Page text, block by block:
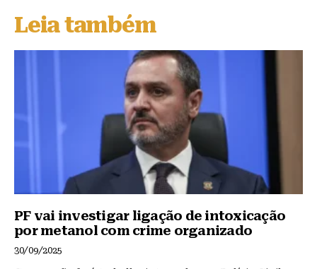
s
k
y
e
b
o
s
A
p
p
Leia também
PF vai investigar ligação de intoxicação
por metanol com crime organizado
30/09/2025